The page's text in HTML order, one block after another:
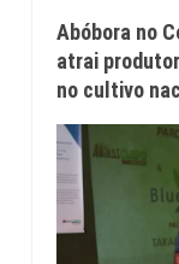
Abóbora no
atrai
no cultivo